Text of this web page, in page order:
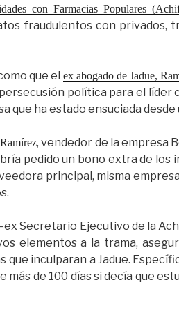
con Farmacias Populares
fraudulentos con privados,
que el ex abogado de Jadue,
política para el líder
que ha estado ensuciada
, vendedor de la empresa
pedido un bono extra de los
principal, misma
Secretario Ejecutivo de la
elementos a la trama,
inculparan a Jadue.
de 100 días si decía que